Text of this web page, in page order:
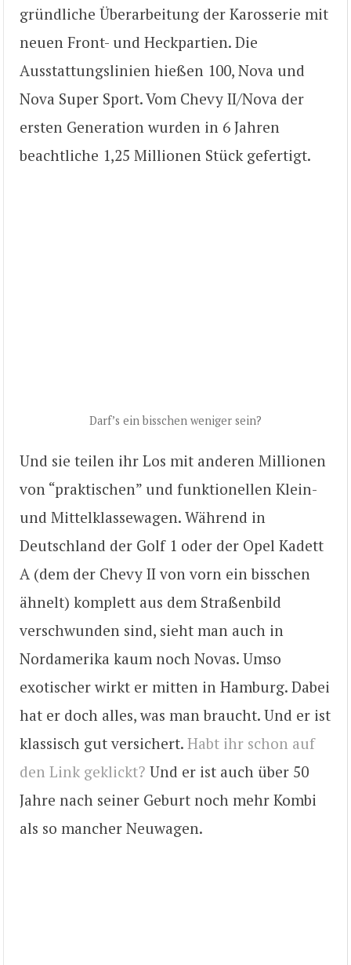
gründliche Überarbeitung der Karosserie mit
neuen Front- und Heckpartien. Die
Ausstattungslinien hießen 100, Nova und
Nova Super Sport. Vom Chevy II/Nova der
ersten Generation wurden in 6 Jahren
beachtliche 1,25 Millionen Stück gefertigt.
Darf’s ein bisschen weniger sein?
Und sie teilen ihr Los mit anderen Millionen
von “praktischen” und funktionellen Klein-
und Mittelklassewagen. Während in
Deutschland der Golf 1 oder der Opel Kadett
A (dem der Chevy II von vorn ein bisschen
ähnelt) komplett aus dem Straßenbild
verschwunden sind, sieht man auch in
Nordamerika kaum noch Novas. Umso
exotischer wirkt er mitten in Hamburg. Dabei
hat er doch alles, was man braucht. Und er ist
klassisch gut versichert. Habt ihr schon auf
den Link geklickt? Und er ist auch über 50
Jahre nach seiner Geburt noch mehr Kombi
als so mancher Neuwagen.